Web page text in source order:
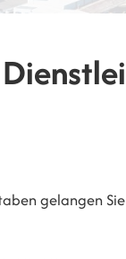
gelangen